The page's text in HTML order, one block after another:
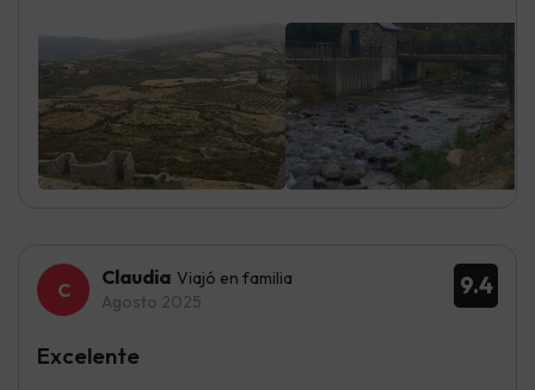
9.4
Claudia Viajó en familia
Agosto 2025
Excelente